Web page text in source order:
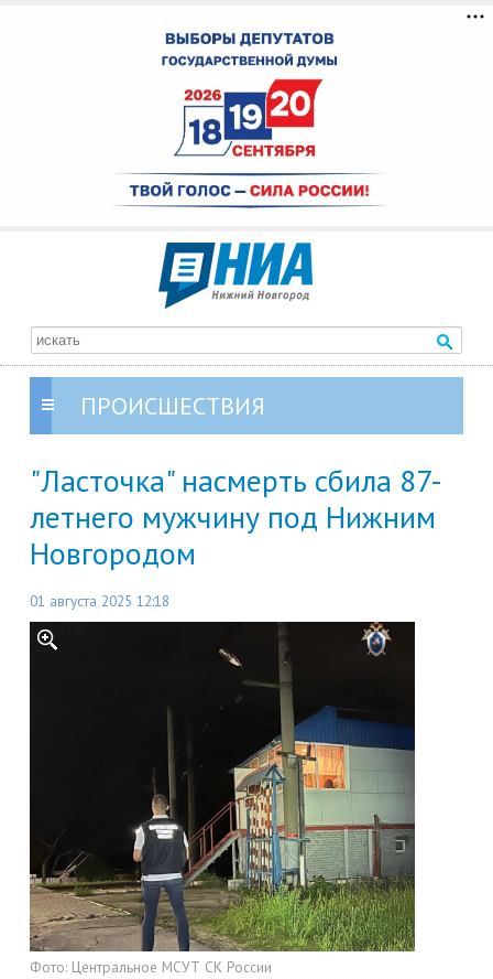
ПРОИСШЕСТВИЯ
"Ласточка" насмерть сбила 87-
летнего мужчину под Нижним
Новгородом
01 августа 2025 12:18
Фото: Центральное МСУТ СК России